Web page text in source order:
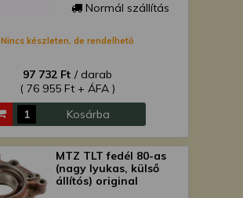
Normál szállítás
Nincs készleten, de rendelhető
97 732 Ft / darab
( 76 955 Ft + ÁFA )
Kosárba
MTZ TLT fedél 80-as
(nagy lyukas, külső
állítós) original